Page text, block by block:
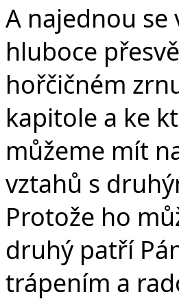
A najednou se
hluboce
hořčičném
kapitole a ke
můžeme mít
vztahů s
Protože ho
druhý patří
trápením a